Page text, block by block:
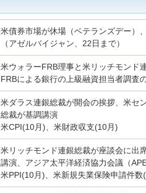
米債券市場が休場（ベテランズデー）
（アゼルバイジャン、22日まで）
米ウォラーFRB理事と米リッチモンド
FRBによる銀行の上級融資担当者調査
米ダラス連銀総裁が開会の挨拶、米セ
総裁が基調講演
米CPI(10月)、米財政収支(10月)
米リッチモンド連銀総裁が座談会に出
講演、アジア太平洋経済協力会議（
米PPI(10月)、米新規失業保険申請件数